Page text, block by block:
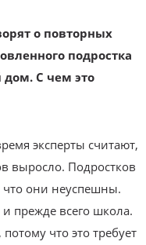
о повторных
подростка
дом. С чем это
эксперты считают,
выросло. Подростков
что они неуспешны.
прежде всего школа.
что это требует